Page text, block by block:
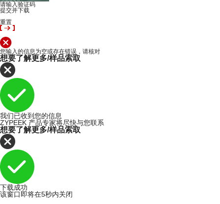
请输入验证码
提交并下载
重置
您输入的信息为空或存在错误，请核对
想要了解更多/样品索取
我们已收到您的信息
ZYPEEK 产品专家将尽快与您联系
想要了解更多/样品索取
下载成功
该窗口即将在5秒内关闭